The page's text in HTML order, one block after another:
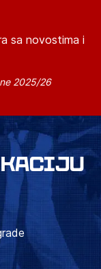
sa novostima i
2025/26